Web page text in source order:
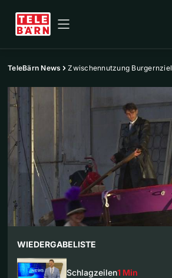
TeleBärn News Zwischennutzung Burgernziel
WIEDERGABELISTE
Schlagzeilen1 Min